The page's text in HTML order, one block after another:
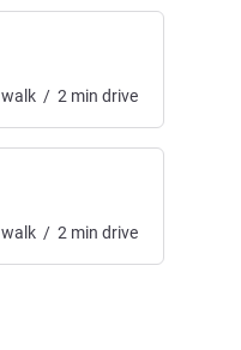
walk / 2 min drive
walk / 2 min drive